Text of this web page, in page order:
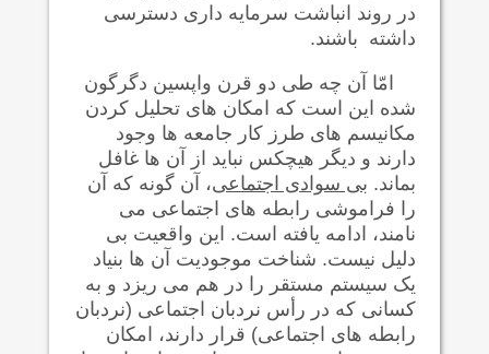
در روند انباشت سرمایه داری دسترسی
داشته باشند.
امّا آن چه طی دو قرن واپسین دگرگون
شده این است که امکان های تحليل کردن
مکانیسم های طرز کار جامعه ها وجود
دارند و دیگر هیچکس نباید از آن ها غافل
بماند. بی سوادی اجتماعی، آن گونه که آن
را فراموشی رابطه های اجتماعی می
نامند، ادامه یافته است. این واقعیت بی
دلیل نیست. شناخت موجودیت آن ها بنیاد
یک سیستم مستقر را در هم می ریزد و به
کسانی که در رأس نردبان اجتماعی (نردبان
رابطه های اجتماعی) قرار دارند، امکان